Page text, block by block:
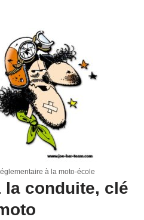
à la moto-école
la conduite, clé